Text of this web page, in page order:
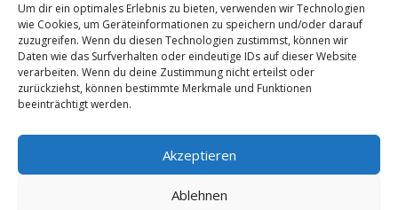
Um dir ein optimales Erlebnis zu bieten, verwenden wir Technologien
wie Cookies, um Geräteinformationen zu speichern und/oder darauf
zuzugreifen. Wenn du diesen Technologien zustimmst, können wir
Daten wie das Surfverhalten oder eindeutige IDs auf dieser Website
verarbeiten. Wenn du deine Zustimmung nicht erteilst oder
zurückziehst, können bestimmte Merkmale und Funktionen
beeinträchtigt werden.
Akzeptieren
Ablehnen
VORHERIGER ARTIKEL
Esoterik Essen i.V.
mit Kirche steht für
Hoffnung und
Glaube vieler
NÄCHSTER ARTIKEL
Esoterik Ettenheim
und Kirche
etliche Leute Trost.